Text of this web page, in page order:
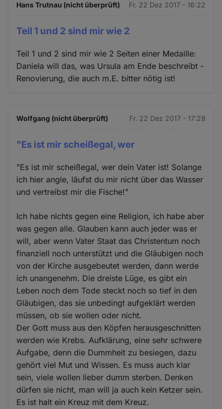
Hans Trutnau (nicht überprüft) Fr. 22 Dez 2017 - 16:22
Teil 1 und 2 sind mir wie 2
Teil 1 und 2 sind mir wie 2 Seiten einer Medaille:
Daniela will das, was Ursula am Ende beschreibt -
Renovierung, die auch m.E. bitter nötig ist!
Wolfgang (nicht überprüft) Fr. 22 Dez 2017 - 17:28
"Es ist mir scheißegal, wer
"Es ist mir scheißegal, wer dein Vater ist! Solange
ich hier angle, läufst du mir nicht über das Wasser
und vertreibst mir die Fische!"
Ich habe nichts gegen eine Religion, ich habe aber
was gegen alle. Glauben kann auch jeder was er
will, aber wenn Vater Staat das Christentum noch
finanziell noch unterstützt und die Gläubigen noch
von der Kirche ausgebeutet werden, dann werde
ich unangenehm. Die dreiste Lüge, es gibt ein
Leben noch dem Tode steckt noch so tief in den
Gläubigen, das sie unbedingt aufgeklärt werden
müssen, ob sie wollen oder nicht.
Der Gott muss aus den Köpfen herausgeschnitten
werden wie Krebs. Aufklärung, eine sehr schwere
Aufgabe, denn die Dummheit zu besiegen, dazu
gehört viel Mut und Wissen. Es muss auch klar
sein, viele wollen lieber dumm sterben. Denken
dürfen sie nicht, man will ja auch kein Ketzer sein.
Es ist halt ein Kreuz mit dem Kreuz.